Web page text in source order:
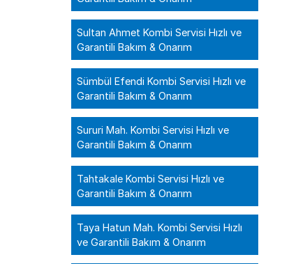
Sultan Ahmet Kombi Servisi Hızlı ve
Garantili Bakım & Onarım
Sümbül Efendi Kombi Servisi Hızlı ve
Garantili Bakım & Onarım
Sururi Mah. Kombi Servisi Hızlı ve
Garantili Bakım & Onarım
Tahtakale Kombi Servisi Hızlı ve
Garantili Bakım & Onarım
Taya Hatun Mah. Kombi Servisi Hızlı
ve Garantili Bakım & Onarım